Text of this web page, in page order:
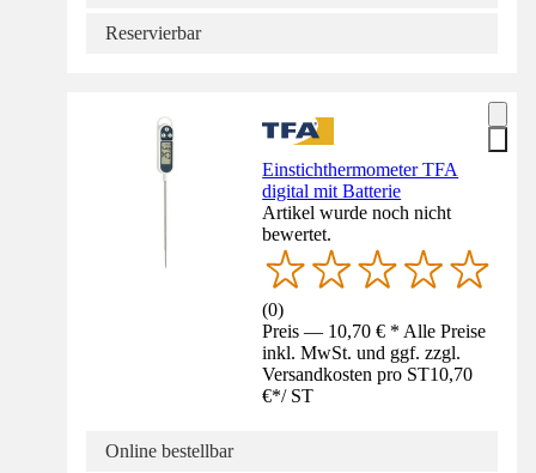
Reservierbar
Einstichthermometer TFA
digital mit Batterie
Artikel wurde noch nicht
bewertet.
(0)
Preis — 10,70 € * Alle Preise
inkl. MwSt. und ggf. zzgl.
Versandkosten pro ST10,70
€*/ ST
Online bestellbar